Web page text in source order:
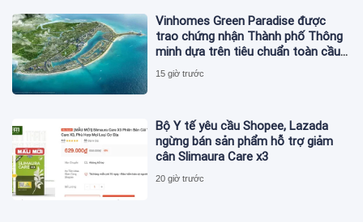
Vinhomes Green Paradise được
trao chứng nhận Thành phố Thông
minh dựa trên tiêu chuẩn toàn cầu
ISO 37122
15 giờ trước
Bộ Y tế yêu cầu Shopee, Lazada
ngừng bán sản phẩm hỗ trợ giảm
cân Slimaura Care x3
20 giờ trước